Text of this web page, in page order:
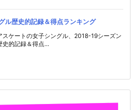
ル歴史的記録＆得点ランキング
スケートの女子シングル、2018-19シーズン
史的記録＆得点…